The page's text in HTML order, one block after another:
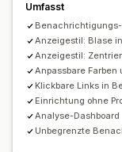
Umfasst
Anzeigestil: Blase
Anzeigestil:
Anpassbare Farben
Klickbare Links in
Einrichtung ohne
Analyse-Dashboard
Unbegrenzte